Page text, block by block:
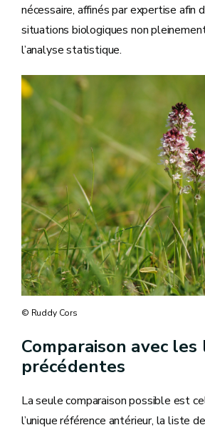
nécessaire, affinés par expertise afin
situations biologiques non
l’analyse statistique.
© Ruddy Cors
Comparaison avec
précédentes
La seule comparaison possible est
l’unique référence antérieur, la liste